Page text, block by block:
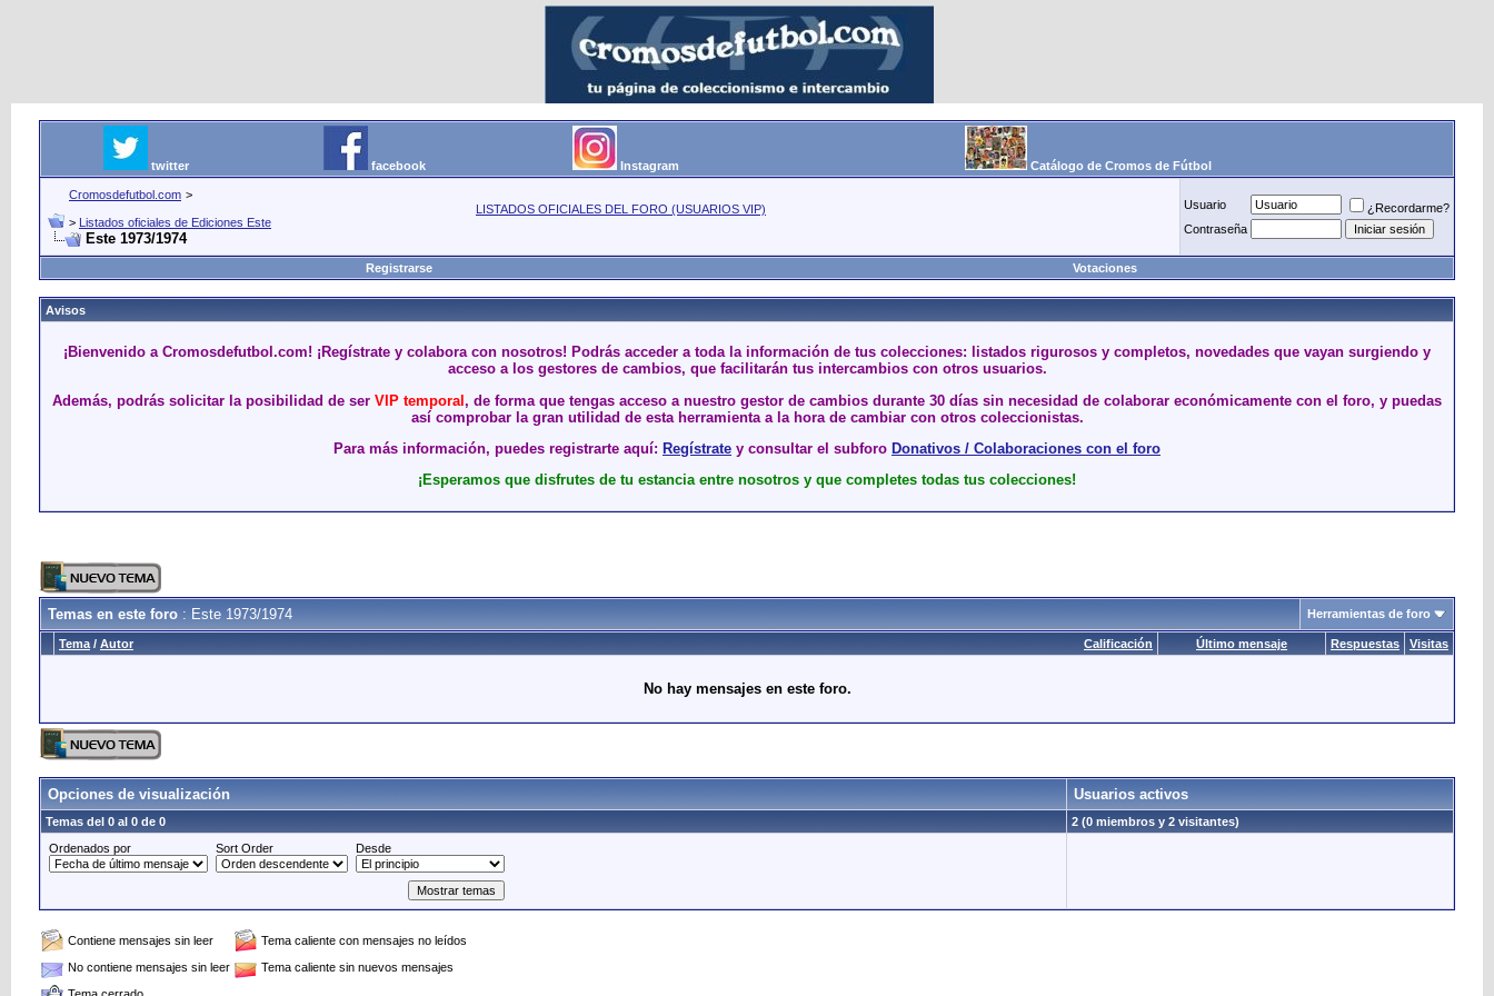
twitter facebook Instagram Catálogo de Cromos de Fútbol
Cromosdefutbol.com >
LISTADOS OFICIALES DEL FORO (USUARIOS VIP)
> Listados oficiales de Ediciones Este
Este 1973/1974
Usuario
¿Recordarme?
Contraseña
Registrarse Votaciones
Avisos
¡Bienvenido a Cromosdefutbol.com! ¡Regístrate y colabora con nosotros! Podrás acceder a toda la información de tus colecciones: listados rigurosos y completos, novedades que vayan surgiendo y
acceso a los gestores de cambios, que facilitarán tus intercambios con otros usuarios.
Además, podrás solicitar la posibilidad de ser VIP temporal, de forma que tengas acceso a nuestro gestor de cambios durante 30 días sin necesidad de colaborar económicamente con el foro, y puedas
así comprobar la gran utilidad de esta herramienta a la hora de cambiar con otros coleccionistas.
Para más información, puedes registrarte aquí: Regístrate y consultar el subforo Donativos / Colaboraciones con el foro
¡Esperamos que disfrutes de tu estancia entre nosotros y que completes todas tus colecciones!
Temas en este foro : Este 1973/1974 Herramientas de foro
Calificación
Tema / Autor Último mensaje Respuestas Visitas
No hay mensajes en este foro.
Opciones de visualización Usuarios activos
Temas del 0 al 0 de 0
2 (0 miembros y 2 visitantes)
Ordenados por
Sort Order Desde
Contiene mensajes sin leer
Tema caliente con mensajes no leídos
No contiene mensajes sin leer
Tema caliente sin nuevos mensajes